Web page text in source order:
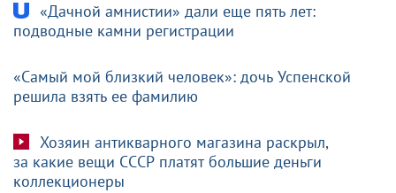
«Дачной амнистии» дали еще пять лет:
подводные камни регистрации
«Самый мой близкий человек»: дочь Успенской
решила взять ее фамилию
Хозяин антикварного магазина раскрыл,
за какие вещи СССР платят большие деньги
коллекционеры